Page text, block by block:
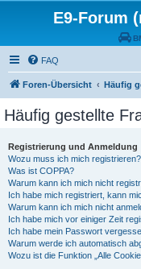
E9-Forum
FAQ
Foren-Übersicht Häufig
Häufig gestellte
Registrierung und Anmeldung
Wozu muss ich mich registrieren?
Was ist COPPA?
Warum kann ich mich nicht
Ich habe mich registriert, kann
Warum kann ich mich nicht
Ich habe mich vor einiger Zeit
Ich habe mein Passwort
Warum werde ich automatisch
Wozu ist die Funktion „Alle